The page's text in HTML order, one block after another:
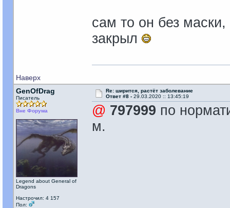
сам то он без
закрыл
Наверх
GenOfDrag
Писатель
Вне Форума
Legend about General of
Dragons
Настрочил: 4 157
Пол:
Re: ширится, растёт заболевание
Ответ #8 - 29.03.2020 :: 13:45:19
@ 797999 по
м.